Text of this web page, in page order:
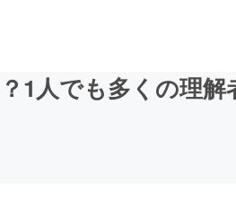
1人でも多くの理解